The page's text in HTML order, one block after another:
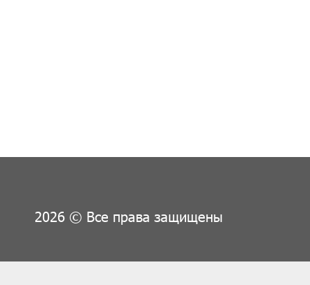
2026 © Все права защищены